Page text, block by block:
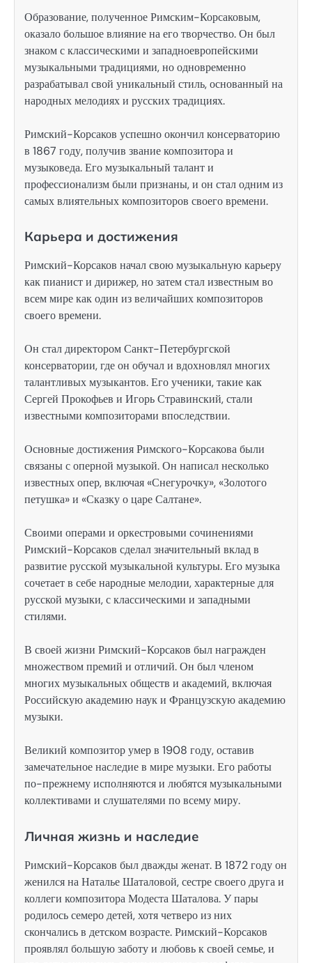
Образование, полученное Римским-Корсаковым,
оказало большое влияние на его творчество. Он был
знаком с классическими и западноевропейскими
музыкальными традициями, но одновременно
разрабатывал свой уникальный стиль, основанный на
народных мелодиях и русских традициях.
Римский-Корсаков успешно окончил консерваторию
в 1867 году, получив звание композитора и
музыковеда. Его музыкальный талант и
профессионализм были признаны, и он стал одним из
самых влиятельных композиторов своего времени.
Карьера и достижения
Римский-Корсаков начал свою музыкальную карьеру
как пианист и дирижер, но затем стал известным во
всем мире как один из величайших композиторов
своего времени.
Он стал директором Санкт-Петербургской
консерватории, где он обучал и вдохновлял многих
талантливых музыкантов. Его ученики, такие как
Сергей Прокофьев и Игорь Стравинский, стали
известными композиторами впоследствии.
Основные достижения Римского-Корсакова были
связаны с оперной музыкой. Он написал несколько
известных опер, включая «Снегурочку», «Золотого
петушка» и «Сказку о царе Салтане».
Своими операми и оркестровыми сочинениями
Римский-Корсаков сделал значительный вклад в
развитие русской музыкальной культуры. Его музыка
сочетает в себе народные мелодии, характерные для
русской музыки, с классическими и западными
стилями.
В своей жизни Римский-Корсаков был награжден
множеством премий и отличий. Он был членом
многих музыкальных обществ и академий, включая
Российскую академию наук и Французскую академию
музыки.
Великий композитор умер в 1908 году, оставив
замечательное наследие в мире музыки. Его работы
по-прежнему исполняются и любятся музыкальными
коллективами и слушателями по всему миру.
Личная жизнь и наследие
Римский-Корсаков был дважды женат. В 1872 году он
женился на Наталье Шаталовой, сестре своего друга и
коллеги композитора Модеста Шаталова. У пары
родилось семеро детей, хотя четверо из них
скончались в детском возрасте. Римский-Корсаков
проявлял большую заботу и любовь к своей семье, и